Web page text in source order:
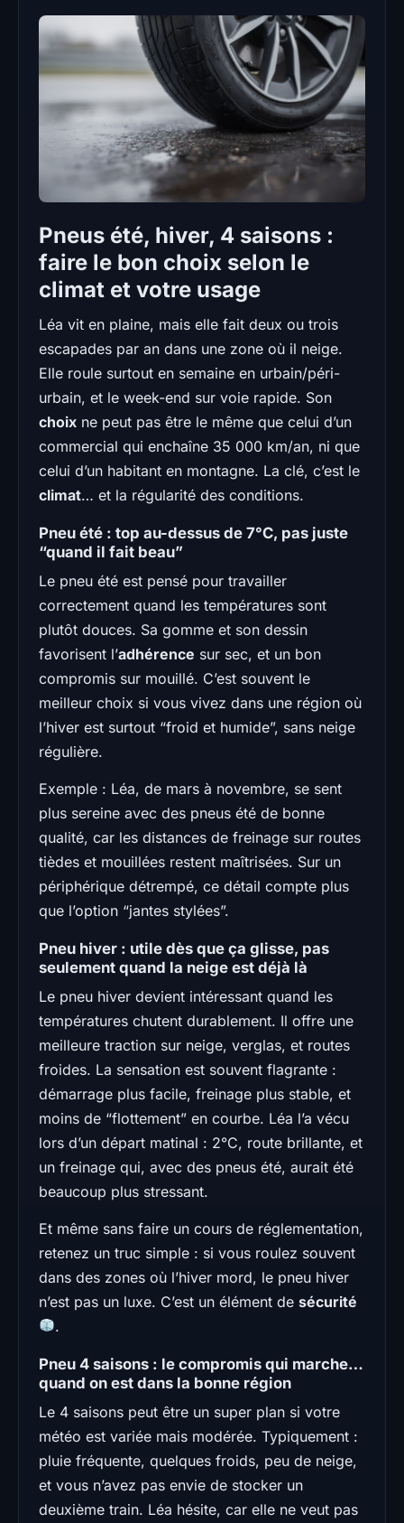
Pneus été, hiver, 4 saisons :
faire le bon choix selon le
climat et votre usage
Léa vit en plaine, mais elle fait deux ou trois
escapades par an dans une zone où il neige.
Elle roule surtout en semaine en urbain/péri-
urbain, et le week-end sur voie rapide. Son
choix ne peut pas être le même que celui d’un
commercial qui enchaîne 35 000 km/an, ni que
celui d’un habitant en montagne. La clé, c’est le
climat… et la régularité des conditions.
Pneu été : top au-dessus de 7°C, pas juste
“quand il fait beau”
Le pneu été est pensé pour travailler
correctement quand les températures sont
plutôt douces. Sa gomme et son dessin
favorisent l’adhérence sur sec, et un bon
compromis sur mouillé. C’est souvent le
meilleur choix si vous vivez dans une région où
l’hiver est surtout “froid et humide”, sans neige
régulière.
Exemple : Léa, de mars à novembre, se sent
plus sereine avec des pneus été de bonne
qualité, car les distances de freinage sur routes
tièdes et mouillées restent maîtrisées. Sur un
périphérique détrempé, ce détail compte plus
que l’option “jantes stylées”.
Pneu hiver : utile dès que ça glisse, pas
seulement quand la neige est déjà là
Le pneu hiver devient intéressant quand les
températures chutent durablement. Il offre une
meilleure traction sur neige, verglas, et routes
froides. La sensation est souvent flagrante :
démarrage plus facile, freinage plus stable, et
moins de “flottement” en courbe. Léa l’a vécu
lors d’un départ matinal : 2°C, route brillante, et
un freinage qui, avec des pneus été, aurait été
beaucoup plus stressant.
Et même sans faire un cours de réglementation,
retenez un truc simple : si vous roulez souvent
dans des zones où l’hiver mord, le pneu hiver
n’est pas un luxe. C’est un élément de sécurité
.
Pneu 4 saisons : le compromis qui marche…
quand on est dans la bonne région
Le 4 saisons peut être un super plan si votre
météo est variée mais modérée. Typiquement :
pluie fréquente, quelques froids, peu de neige,
et vous n’avez pas envie de stocker un
deuxième train. Léa hésite, car elle ne veut pas